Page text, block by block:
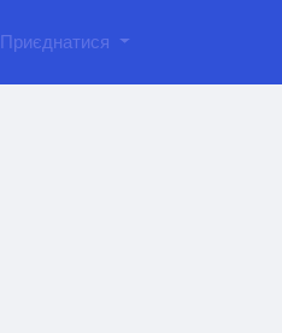
Приєднатися